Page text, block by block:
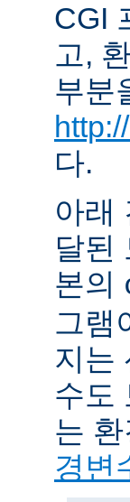
CGI
고,
부분
다.
아래
달된
본의
그램
지는
수도
는
경변